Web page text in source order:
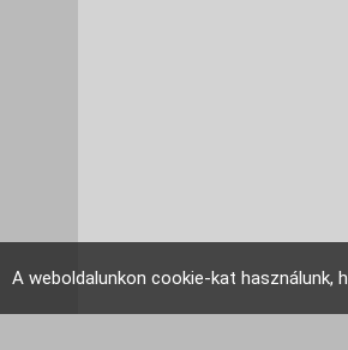
A weboldalunkon cookie-kat használunk,